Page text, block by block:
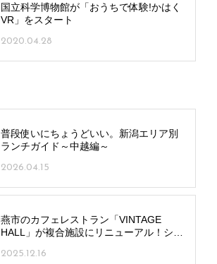
国立科学博物館が「おうちで体験!かはく
VR」をスタート
2020.04.28
普段使いにちょうどいい。新潟エリア別
ランチガイド～中越編～
2026.04.15
燕市のカフェレストラン「VINTAGE
HALL」が複合施設にリニューアル！ショ
2025.12.16